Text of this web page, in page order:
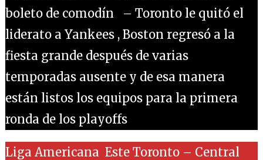
boleto de comodín – Toronto le quitó el
liderato a Yankees , Boston regresó a la
fiesta grande después de varias
temporadas ausente y de esa manera
están listos los equipos para la primera
ronda de los playoffs
Liga Americana Este Toronto – Central